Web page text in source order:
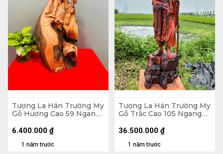
Tượng La Hán Trường My
Gỗ Hương Cao 59 Ngang
1 năm trước
6.400.000 ₫
Tượng La Hán Trường My
Gỗ Trắc Cao 105 Ngang
1 năm trước
36.500.000 ₫